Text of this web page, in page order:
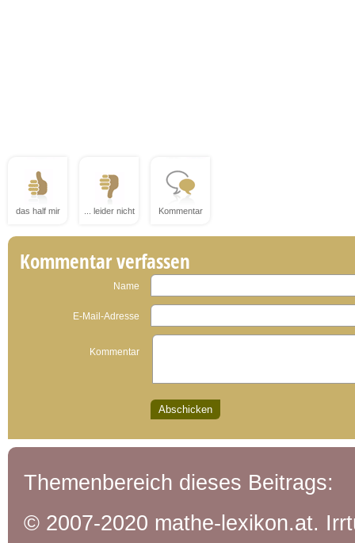
das half mir ... leider nicht Kommentar
Kommentar verfassen
Name
E-Mail-Adresse
Kommentar
Themenbereich dieses Beitrags:
© 2007-2020 mathe-lexikon.at.